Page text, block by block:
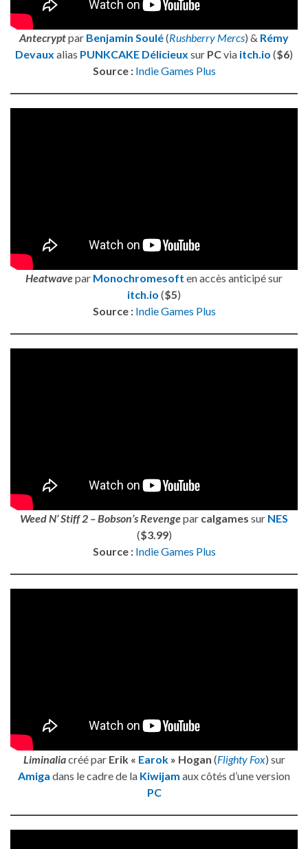
Antecryptpar Benjamin Soulé(Rushberry Mercs) & Rémy
Devaux alias PUNKCAKE Délicieux sur PCvia itch.io ($6)
Source : Indie Games Plus
Heatwavepar Monochromesoft en accès anticipé sur
itch.io ($5)
Source : Indie Games Plus
Weed N’ Stiff 2 – Bobson’s Revengepar calgames sur NES
($3.99)
Source : Indie Games Plus
Liminaliacréé par Erik « Earok» Hogan (Flighty Fox) sur
Amiga dans le cadre de la Kiwijam aux côtés d’une version
PC